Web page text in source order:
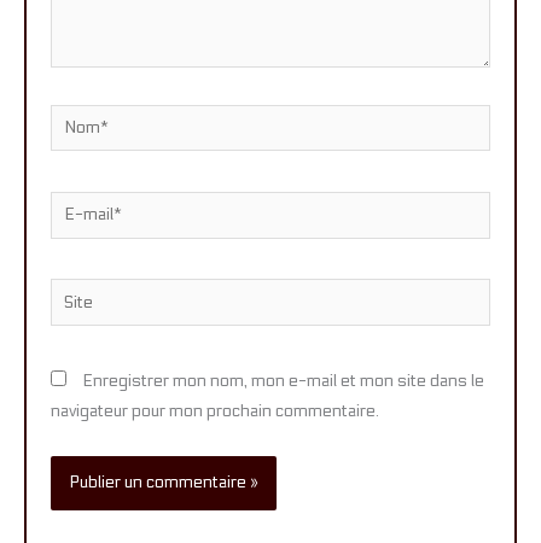
Nom*
E-
mail*
Site
Enregistrer mon nom, mon e-mail et mon site dans le
navigateur pour mon prochain commentaire.